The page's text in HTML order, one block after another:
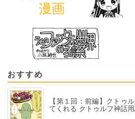
おすすめ
【第１回：前編】クトゥ
てくれる クトゥルフ神話